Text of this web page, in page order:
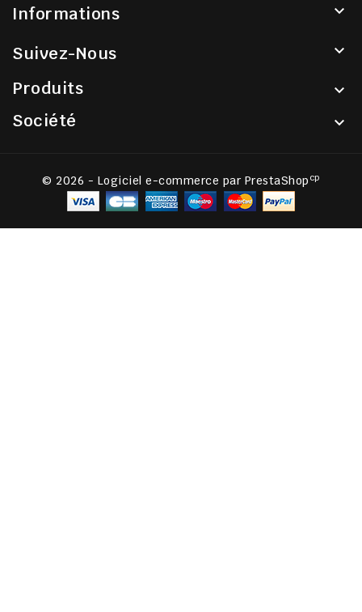
Informations 
Suivez-Nous 
Produits 
Société 
© 2026 - Logiciel e-commerce par PrestaShop cp